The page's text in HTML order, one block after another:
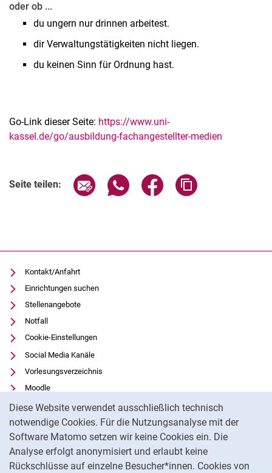
Diese Website verwendet ausschließlich technisch
notwendige Cookies. Für die Nutzungsanalyse mit der
Software Matomo setzen wir keine Cookies ein. Die
Analyse erfolgt anonymisiert und erlaubt keine
Rückschlüsse auf einzelne Besucher*innen. Cookies von
oder ob ...
du ungern nur drinnen arbeitest.
dir Verwaltungstätigkeiten nicht liegen.
du keinen Sinn für Ordnung hast.
Go-Link dieser Seite: https://www.uni-
kassel.de/go/ausbildung-fachangestellter-medien
Seite teilen: Seite über E-Mail teilen
Seite über WhatsApp teilen
Seite über Facebook
Kontakt/Anfahrt
Einrichtungen suchen
Stellenangebote
Notfall
Cookie-Einstellungen
Social Media Kanäle
Vorlesungsverzeichnis
Moodle
Panopto
Universitätsbibliothek
Datenschutz
Barrierefreiheit
Transparenter KI-Einsatz